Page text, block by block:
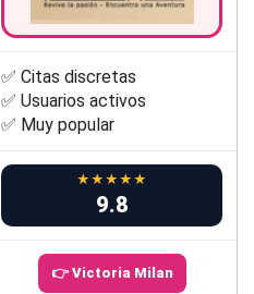
✅ Citas discretas
✅ Usuarios activos
✅ Muy popular
★★★★★
9.8
👉 Victoria Milan